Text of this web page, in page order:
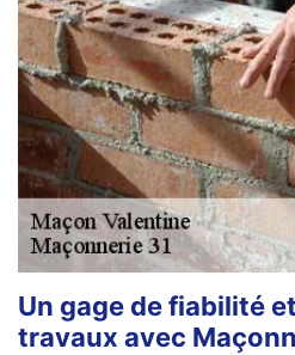
Un gage de fiabilité
travaux avec